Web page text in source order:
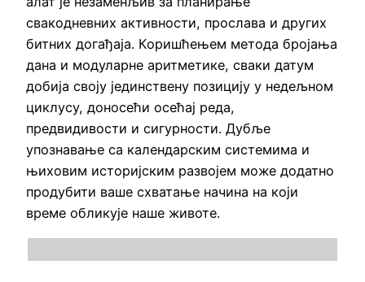
свакодневних активности, прослава и других
битних догађаја. Коришћењем метода бројања
дана и модуларне аритметике, сваки датум
добија своју јединствену позицију у недељном
циклусу, доносећи осећај реда,
предвидивости и сигурности. Дубље
упознавање са календарским системима и
њиховим историјским развојем може додатно
продубити ваше схватање начина на који
време обликује наше животе.